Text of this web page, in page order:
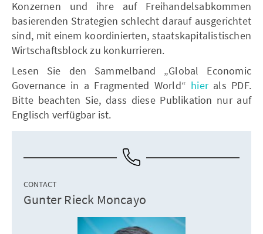
Konzernen und ihre auf Freihandelsabkommen
basierenden Strategien schlecht darauf ausgerichtet
sind, mit einem koordinierten, staatskapitalistischen
Wirtschaftsblock zu konkurrieren.
Lesen Sie den Sammelband „Global Economic
Governance in a Fragmented World“ hierals PDF.
Bitte beachten Sie, dass diese Publikation nur auf
Englisch verfügbar ist.
CONTACT
Gunter Rieck Moncayo